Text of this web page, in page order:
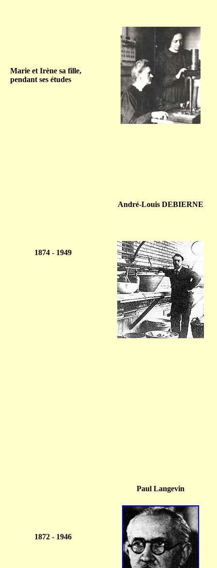
Marie et Irène sa fille,
pendant ses études
André-Louis DEBIERNE
1874 - 1949
Paul Langevin
1872 - 1946